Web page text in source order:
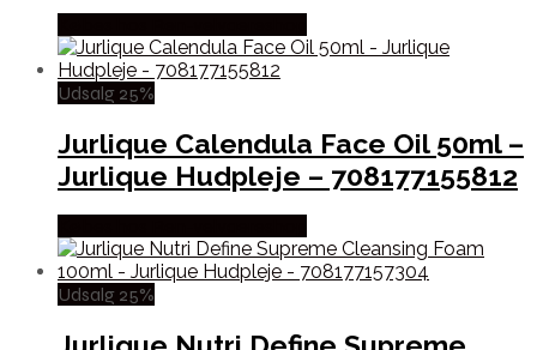
Udsalg 25%
Jurlique Calendula Face Oil 50ml –
Jurlique Hudpleje – 708177155812
Udsalg 25%